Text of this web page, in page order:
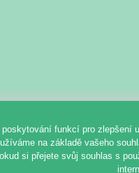
funkcí pro zlepšení
na základě vašeho
si přejete svůj souhlas s